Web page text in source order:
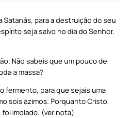
Satanás, para a destruição do seu
seja salvo no dia do Senhor.
Não sabeis que um pouco de
a massa?
fermento, para que sejais uma
sois ázimos. Porquanto Cristo,
imolado. (ver nota)